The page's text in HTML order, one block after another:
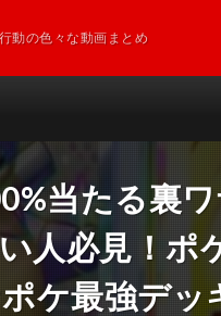
動の色々な動画まとめ
当たる裏
人必見！ポ
ケ最強デ